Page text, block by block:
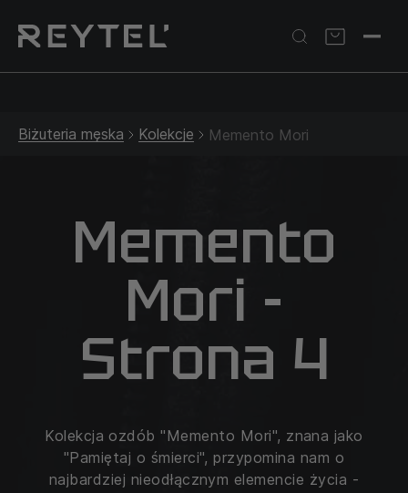
Biżuteria męska Kolekcje Memento Mori
Memento
Mori -
Strona 4
Kolekcja ozdób "Memento Mori", znana jako
"Pamiętaj o śmierci", przypomina nam o
najbardziej nieodłącznym elemencie życia -
Złota biżuteria: –30% | Do 31.08